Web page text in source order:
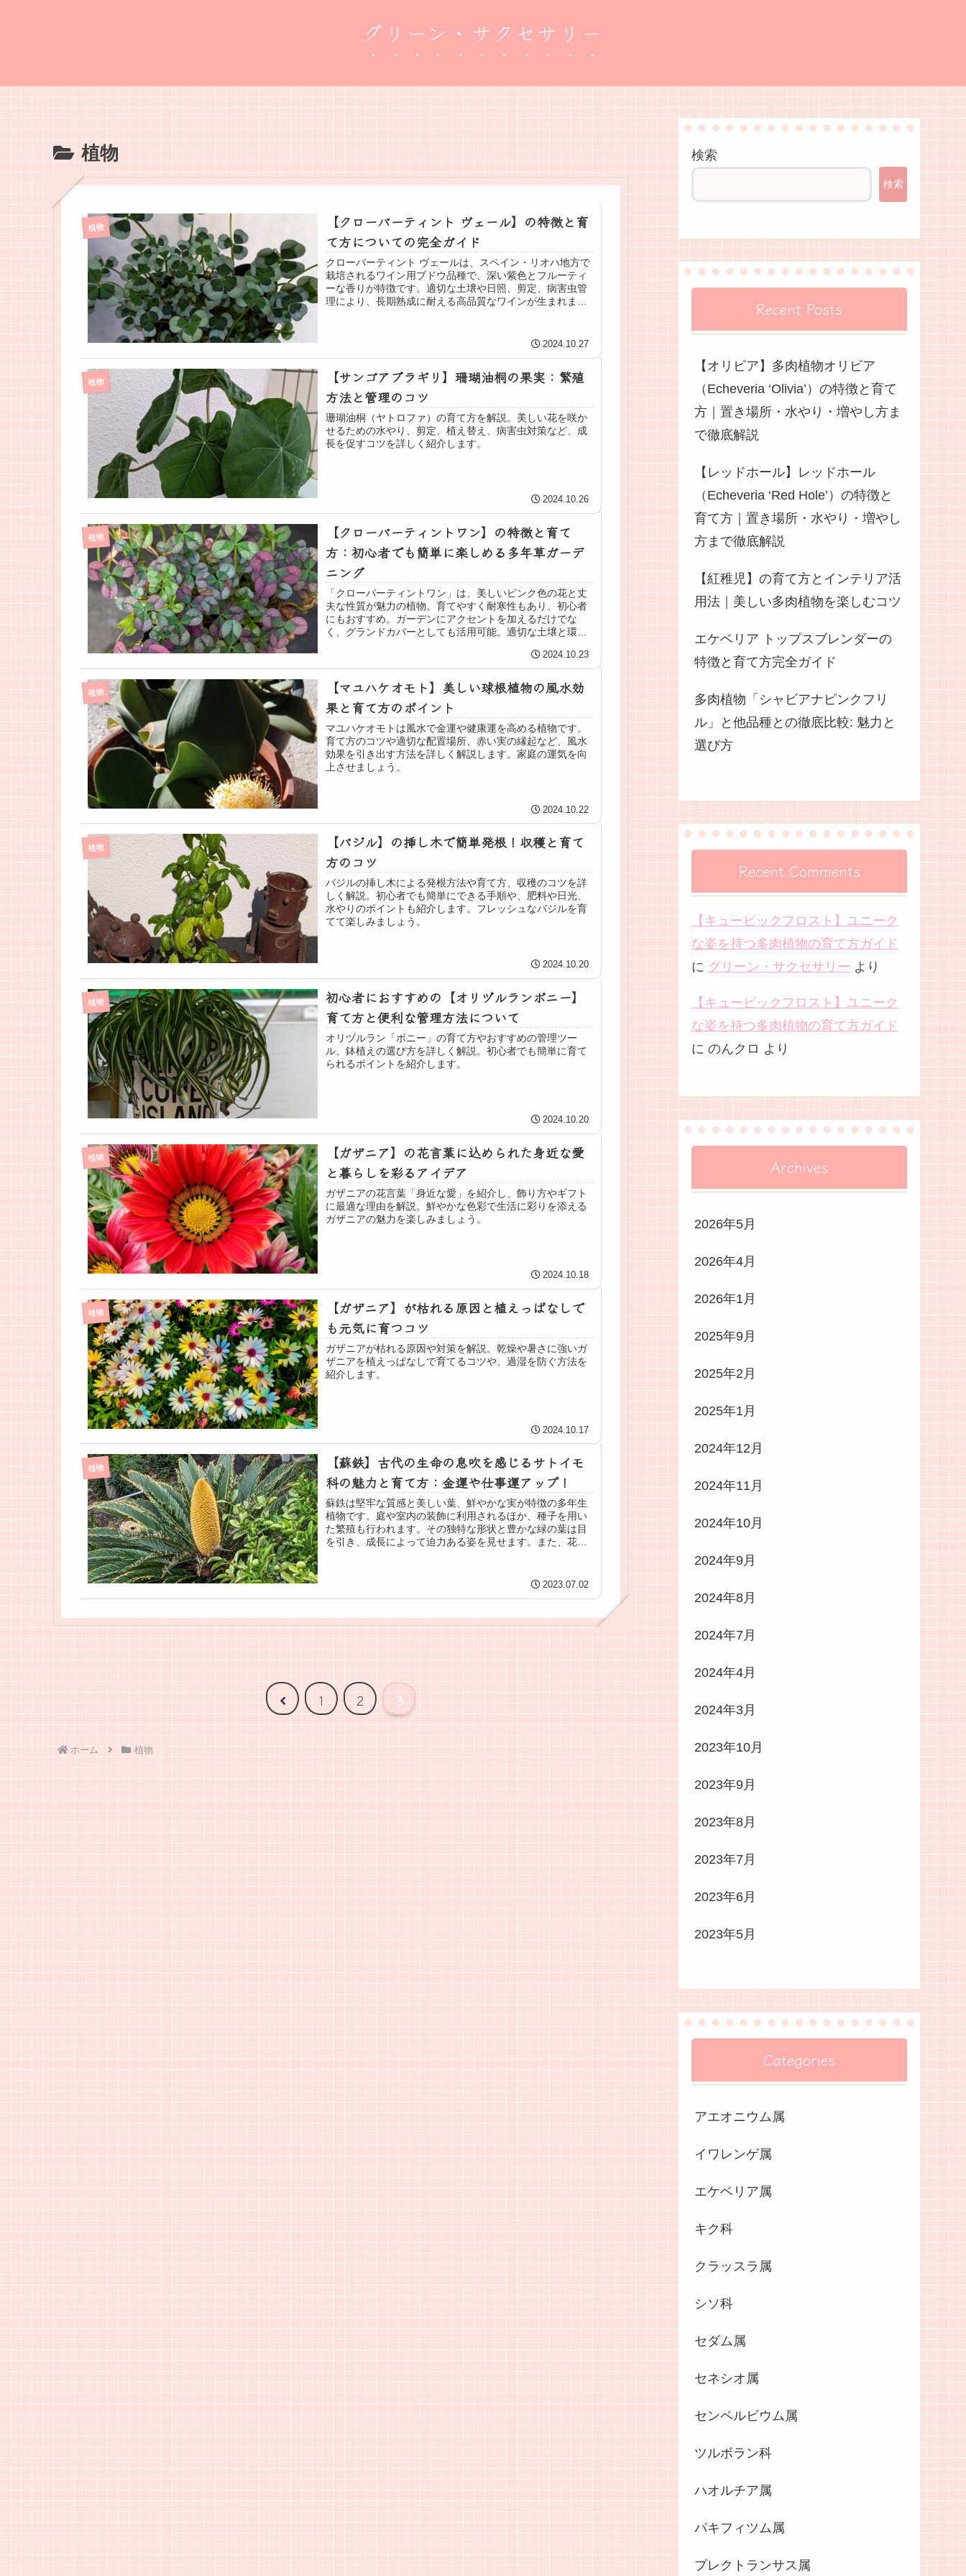
グリーン・サクセサリー
植物
植物
【クローバーティント ヴェール】の特徴と育
て方についての完全ガイド
クローバーティント ヴェールは、スペイン・リオハ地方で
栽培されるワイン用ブドウ品種で、深い紫色とフルーティ
ーな香りが特徴です。適切な土壌や日照、剪定、病害虫管
理により、長期熟成に耐える高品質なワインが生まれま
2024.10.27
植物
【サンゴアブラギリ】珊瑚油桐の果実：繁殖
方法と管理のコツ
珊瑚油桐（ヤトロファ）の育て方を解説。美しい花を咲か
せるための水やり、剪定、植え替え、病害虫対策など、成
長を促すコツを詳しく紹介します。
2024.10.26
植物
【クローバーティントワン】の特徴と育て
方：初心者でも簡単に楽しめる多年草ガーデ
ニング
「クローバーティントワン」は、美しいピンク色の花と丈
夫な性質が魅力の植物。育てやすく耐寒性もあり、初心者
にもおすすめ。ガーデンにアクセントを加えるだけでな
く、グランドカバーとしても活用可能。適切な土壌と環境
2024.10.23
植物
【マユハケオモト】美しい球根植物の風水効
果と育て方のポイント
マユハケオモトは風水で金運や健康運を高める植物です。
育て方のコツや適切な配置場所、赤い実の縁起など、風水
効果を引き出す方法を詳しく解説します。家庭の運気を向
上させましょう。
2024.10.22
植物
【バジル】の挿し木で簡単発根！収穫と育て
方のコツ
バジルの挿し木による発根方法や育て方、収穫のコツを詳
しく解説。初心者でも簡単にできる手順や、肥料や日光、
水やりのポイントも紹介します。フレッシュなバジルを育
てて楽しみましょう。
2024.10.20
植物
初心者におすすめの【オリヅルランボニー】
育て方と便利な管理方法について
オリヅルラン「ボニー」の育て方やおすすめの管理ツー
ル、鉢植えの選び方を詳しく解説。初心者でも簡単に育て
られるポイントを紹介します。
2024.10.20
植物
【ガザニア】の花言葉に込められた身近な愛
と暮らしを彩るアイデア
ガザニアの花言葉「身近な愛」を紹介し、飾り方やギフト
に最適な理由を解説。鮮やかな色彩で生活に彩りを添える
ガザニアの魅力を楽しみましょう。
2024.10.18
植物
【ガザニア】が枯れる原因と植えっぱなしで
も元気に育つコツ
ガザニアが枯れる原因や対策を解説。乾燥や暑さに強いガ
ザニアを植えっぱなしで育てるコツや、過湿を防ぐ方法を
紹介します。
2024.10.17
植物
【蘇鉄】古代の生命の息吹を感じるサトイモ
科の魅力と育て方：金運や仕事運アップ！
蘇鉄は堅牢な質感と美しい葉、鮮やかな実が特徴の多年生
植物です。庭や室内の装飾に利用されるほか、種子を用い
た繁殖も行われます。その独特な形状と豊かな緑の葉は目
を引き、成長によって迫力ある姿を見せます。また、花の
2023.07.02
前
1 2 3
ホーム 植物
検索
検索
Recent Posts
【オリビア】多肉植物オリビア
（Echeveria ‘Olivia’）の特徴と育て
方｜置き場所・水やり・増やし方ま
で徹底解説
【レッドホール】レッドホール
（Echeveria ‘Red Hole’）の特徴と
育て方｜置き場所・水やり・増やし
方まで徹底解説
【紅稚児】の育て方とインテリア活
用法｜美しい多肉植物を楽しむコツ
エケベリア トップスブレンダーの
特徴と育て方完全ガイド
多肉植物「シャビアナピンクフリ
ル」と他品種との徹底比較: 魅力と
選び方
Recent Comments
【キュービックフロスト】ユニーク
な姿を持つ多肉植物の育て方ガイド
に グリーン・サクセサリー より
【キュービックフロスト】ユニーク
な姿を持つ多肉植物の育て方ガイド
に のんクロ より
Archives
2026年5月
2026年4月
2026年1月
2025年9月
2025年2月
2025年1月
2024年12月
2024年11月
2024年10月
2024年9月
2024年8月
2024年7月
2024年4月
2024年3月
2023年10月
2023年9月
2023年8月
2023年7月
2023年6月
2023年5月
Categories
アエオニウム属
イワレンゲ属
エケベリア属
キク科
クラッスラ属
シソ科
セダム属
セネシオ属
センペルビウム属
ツルボラン科
ハオルチア属
パキフィツム属
プレクトランサス属